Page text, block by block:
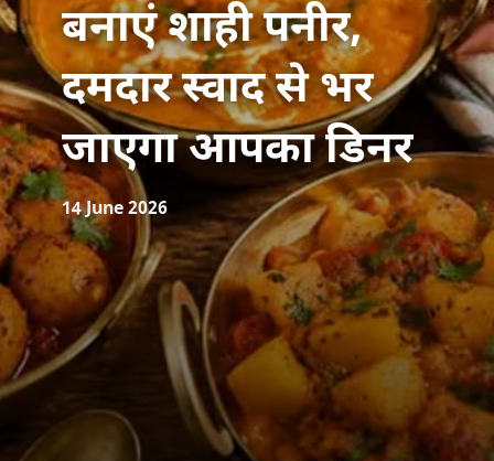
बनाएं शाही पनीर,
दमदार स्वाद से भर
जाएगा आपका डिनर
14 June 2026